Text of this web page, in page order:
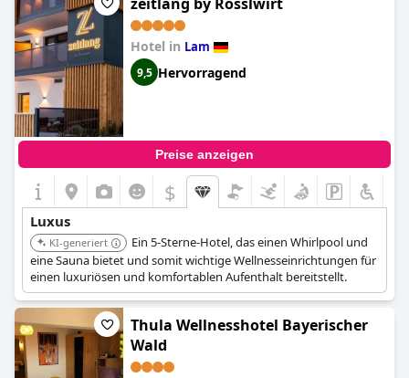
Hotel in Lam
9,5 Hervorragend
Preise anzeigen
$
Luxus
KI-generiert
Ein 5-Sterne-Hotel, das einen Whirlpool und
eine Sauna bietet und somit wichtige Wellnesseinrichtungen für
einen luxuriösen und komfortablen Aufenthalt bereitstellt.
Thula Wellnesshotel Bayerischer
Wald